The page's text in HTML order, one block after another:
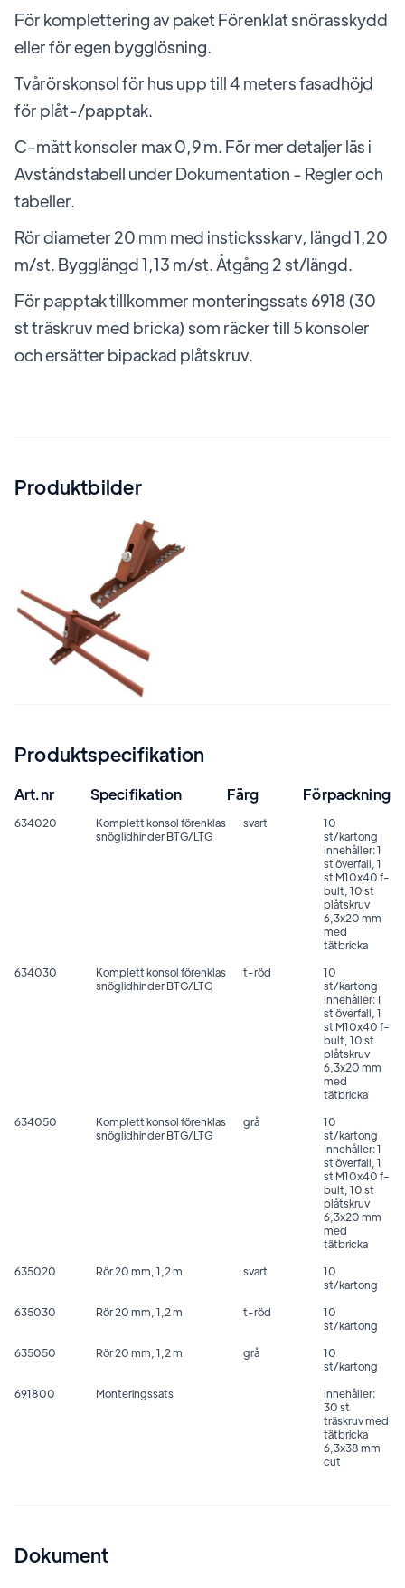
För komplettering av paket Förenklat snörasskydd
eller för egen bygglösning.
Tvårörskonsol för hus upp till 4 meters fasadhöjd
för plåt-/papptak.
C-mått konsoler max 0,9 m. För mer detaljer läs i
Avståndstabell under Dokumentation - Regler och
tabeller.
Rör diameter 20 mm med insticksskarv, längd 1,20
m/st. Bygglängd 1,13 m/st. Åtgång 2 st/längd.
För papptak tillkommer monteringssats 6918 (30
st träskruv med bricka) som räcker till 5 konsoler
och ersätter bipackad plåtskruv.
Produktbilder
Produktspecifikation
Art.nr Specifikation Färg Förpackning
634020
Komplett konsol förenklas
snöglidhinder BTG/LTG
svart
10
st/kartong
Innehåller: 1
st överfall, 1
st M10x40 f-
bult, 10 st
plåtskruv
6,3x20 mm
med
tätbricka
634030
Komplett konsol förenklas
snöglidhinder BTG/LTG
t-röd
10
st/kartong
Innehåller: 1
st överfall, 1
st M10x40 f-
bult, 10 st
plåtskruv
6,3x20 mm
med
tätbricka
634050
Komplett konsol förenklas
snöglidhinder BTG/LTG
grå
10
st/kartong
Innehåller: 1
st överfall, 1
st M10x40 f-
bult, 10 st
plåtskruv
6,3x20 mm
med
tätbricka
635020
Rör 20 mm, 1,2 m svart
10
st/kartong
635030
Rör 20 mm, 1,2 m t-röd
10
st/kartong
635050
Rör 20 mm, 1,2 m grå
10
st/kartong
691800
Monteringssats
Innehåller:
30 st
träskruv med
tätbricka
6,3x38 mm
cut
Dokument